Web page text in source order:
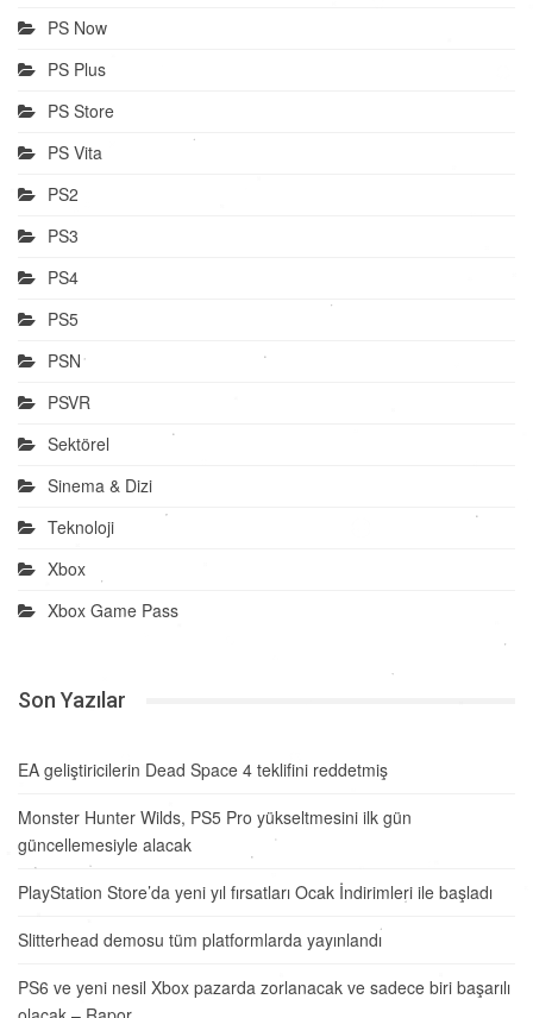
PS Now
PS Plus
PS Store
PS Vita
PS2
PS3
PS4
PS5
PSN
PSVR
Sektörel
Sinema & Dizi
Teknoloji
Xbox
Xbox Game Pass
Son Yazılar
EA geliştiricilerin Dead Space 4 teklifini reddetmiş
Monster Hunter Wilds, PS5 Pro yükseltmesini ilk gün
güncellemesiyle alacak
PlayStation Store’da yeni yıl fırsatları Ocak İndirimleri ile başladı
Slitterhead demosu tüm platformlarda yayınlandı
PS6 ve yeni nesil Xbox pazarda zorlanacak ve sadece biri başarılı